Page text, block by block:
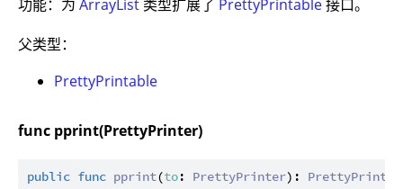
功能：为 ArrayList 类型扩展了 PrettyPrintable接口。
父类型：
PrettyPrintable
func pprint(PrettyPrinter)
public func pprint(to: PrettyPrinter): PrettyPrinter